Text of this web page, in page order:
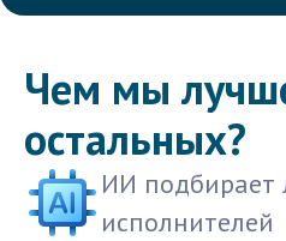
Чем мы
остальных?
ИИ подбирает
исполнителей